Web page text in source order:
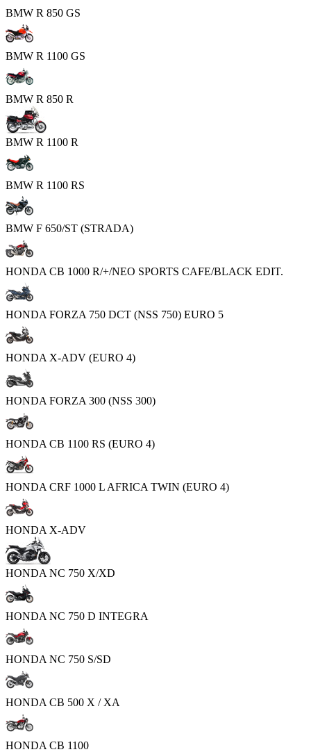
BMW R 850 GS
BMW R 1100 GS
BMW R 850 R
BMW R 1100 R
BMW R 1100 RS
BMW F 650/ST (STRADA)
HONDA CB 1000 R/+/NEO SPORTS CAFE/BLACK EDIT.
HONDA FORZA 750 DCT (NSS 750) EURO 5
HONDA X-ADV (EURO 4)
HONDA FORZA 300 (NSS 300)
HONDA CB 1100 RS (EURO 4)
HONDA CRF 1000 L AFRICA TWIN (EURO 4)
HONDA X-ADV
HONDA NC 750 X/XD
HONDA NC 750 D INTEGRA
HONDA NC 750 S/SD
HONDA CB 500 X / XA
HONDA CB 1100